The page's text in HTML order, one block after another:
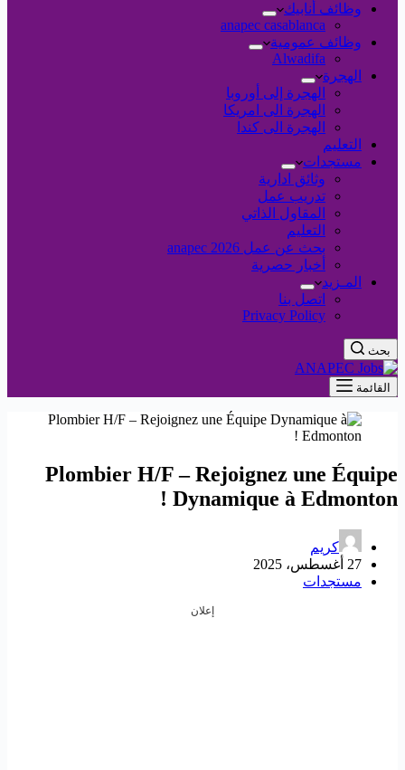
وظائف أنابيك
anapec casablanca
وظائف عمومية
Alwadifa
الهجرة
الهجرة إلى أوروبا
الهجرة الى امريكا
الهجرة الى كندا
التعليم
مستجدات
وثائق ادارية
تدريب عمل
المقاول الذاتي
التعليم
بحث عن عمل 2026 anapec
أخبار حصرية
المـزيد
اتصل بنا
Privacy Policy
بحث
القائمة
Plombier H/F – Rejoignez une Équipe
Dynamique à Edmonton !
كريم
27 أغسطس، 2025
مستجدات
إعلان